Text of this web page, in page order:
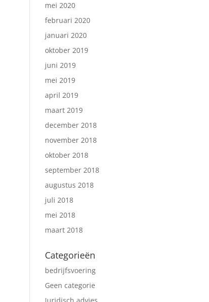
mei 2020
februari 2020
januari 2020
oktober 2019
juni 2019
mei 2019
april 2019
maart 2019
december 2018
november 2018
oktober 2018
september 2018
augustus 2018
juli 2018
mei 2018
maart 2018
Categorieën
bedrijfsvoering
Geen categorie